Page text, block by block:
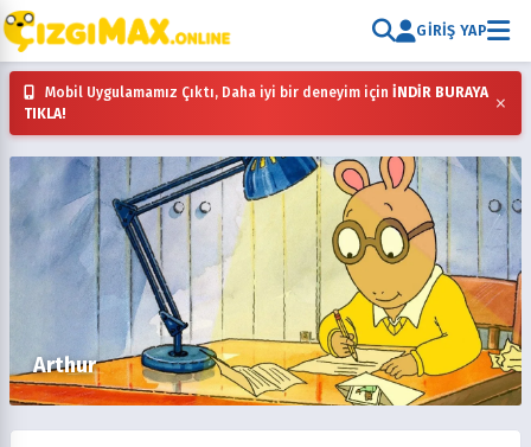
GIRIŞ YAP
Mobil Uygulamamız Çıktı, Daha iyi bir deneyim için İNDİR BURAYA
TIKLA!
×
Arthur